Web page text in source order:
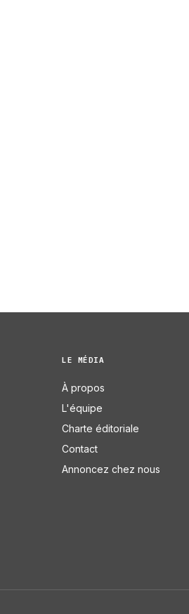
LE MÉDIA
À propos
L'équipe
Charte éditoriale
Contact
Annoncez chez nous